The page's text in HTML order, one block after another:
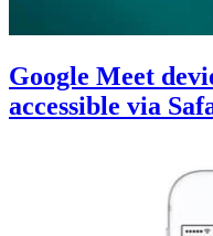
Google Meet
accessible via